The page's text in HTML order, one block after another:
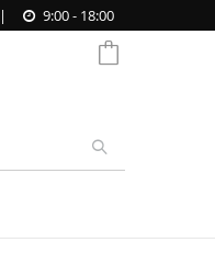
| 9:00 - 18:00